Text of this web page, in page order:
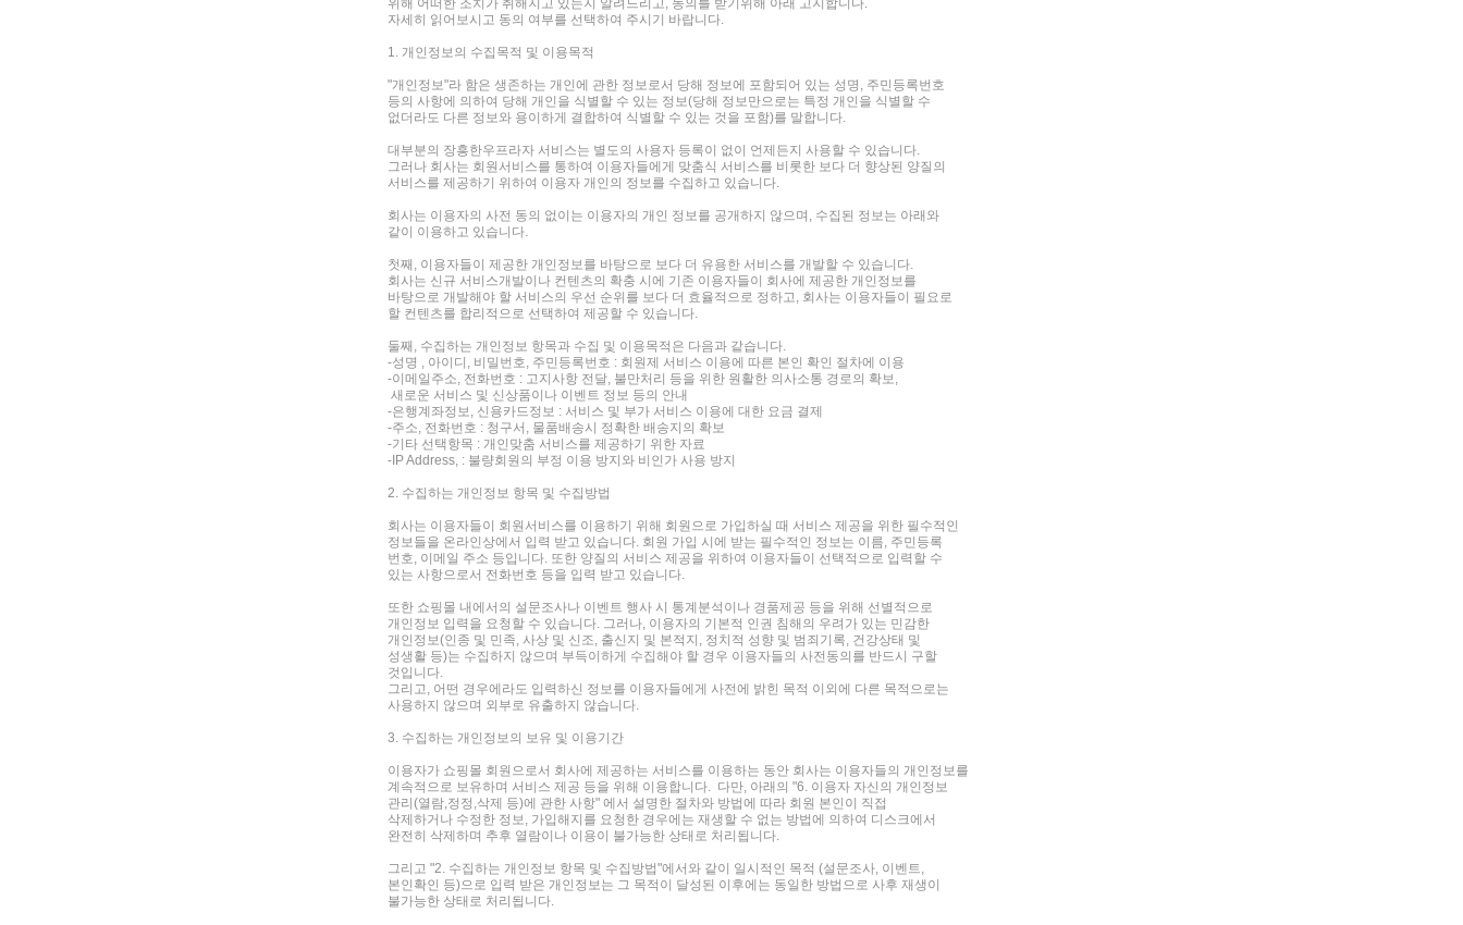
위해 어떠한 조치가 취해지고 있는지 알려드리고, 동의를 받기위해 아래 고지합니다.
자세히 읽어보시고 동의 여부를 선택하여 주시기 바랍니다.
1. 개인정보의 수집목적 및 이용목적
"개인정보"라 함은 생존하는 개인에 관한 정보로서 당해 정보에 포함되어 있는 성명, 주민등록번호
등의 사항에 의하여 당해 개인을 식별할 수 있는 정보(당해 정보만으로는 특정 개인을 식별할 수
없더라도 다른 정보와 용이하게 결합하여 식별할 수 있는 것을 포함)를 말합니다.
대부분의 장흥한우프라자 서비스는 별도의 사용자 등록이 없이 언제든지 사용할 수 있습니다.
그러나 회사는 회원서비스를 통하여 이용자들에게 맞춤식 서비스를 비롯한 보다 더 향상된 양질의
서비스를 제공하기 위하여 이용자 개인의 정보를 수집하고 있습니다.
회사는 이용자의 사전 동의 없이는 이용자의 개인 정보를 공개하지 않으며, 수집된 정보는 아래와
같이 이용하고 있습니다.
첫째, 이용자들이 제공한 개인정보를 바탕으로 보다 더 유용한 서비스를 개발할 수 있습니다.
회사는 신규 서비스개발이나 컨텐츠의 확충 시에 기존 이용자들이 회사에 제공한 개인정보를
바탕으로 개발해야 할 서비스의 우선 순위를 보다 더 효율적으로 정하고, 회사는 이용자들이 필요로
할 컨텐츠를 합리적으로 선택하여 제공할 수 있습니다.
둘째, 수집하는 개인정보 항목과 수집 및 이용목적은 다음과 같습니다.
-성명 , 아이디, 비밀번호, 주민등록번호 : 회원제 서비스 이용에 따른 본인 확인 절차에 이용
-이메일주소, 전화번호 : 고지사항 전달, 불만처리 등을 위한 원활한 의사소통 경로의 확보,
새로운 서비스 및 신상품이나 이벤트 정보 등의 안내
-은행계좌정보, 신용카드정보 : 서비스 및 부가 서비스 이용에 대한 요금 결제
-주소, 전화번호 : 청구서, 물품배송시 정확한 배송지의 확보
-기타 선택항목 : 개인맞춤 서비스를 제공하기 위한 자료
-IP Address, : 불량회원의 부정 이용 방지와 비인가 사용 방지
2. 수집하는 개인정보 항목 및 수집방법
회사는 이용자들이 회원서비스를 이용하기 위해 회원으로 가입하실 때 서비스 제공을 위한 필수적인
정보들을 온라인상에서 입력 받고 있습니다. 회원 가입 시에 받는 필수적인 정보는 이름, 주민등록
번호, 이메일 주소 등입니다. 또한 양질의 서비스 제공을 위하여 이용자들이 선택적으로 입력할 수
있는 사항으로서 전화번호 등을 입력 받고 있습니다.
또한 쇼핑몰 내에서의 설문조사나 이벤트 행사 시 통계분석이나 경품제공 등을 위해 선별적으로
개인정보 입력을 요청할 수 있습니다. 그러나, 이용자의 기본적 인권 침해의 우려가 있는 민감한
개인정보(인종 및 민족, 사상 및 신조, 출신지 및 본적지, 정치적 성향 및 범죄기록, 건강상태 및
성생활 등)는 수집하지 않으며 부득이하게 수집해야 할 경우 이용자들의 사전동의를 반드시 구할
것입니다.
그리고, 어떤 경우에라도 입력하신 정보를 이용자들에게 사전에 밝힌 목적 이외에 다른 목적으로는
사용하지 않으며 외부로 유출하지 않습니다.
3. 수집하는 개인정보의 보유 및 이용기간
이용자가 쇼핑몰 회원으로서 회사에 제공하는 서비스를 이용하는 동안 회사는 이용자들의 개인정보를
계속적으로 보유하며 서비스 제공 등을 위해 이용합니다. 다만, 아래의 "6. 이용자 자신의 개인정보
관리(열람,정정,삭제 등)에 관한 사항" 에서 설명한 절차와 방법에 따라 회원 본인이 직접
삭제하거나 수정한 정보, 가입해지를 요청한 경우에는 재생할 수 없는 방법에 의하여 디스크에서
완전히 삭제하며 추후 열람이나 이용이 불가능한 상태로 처리됩니다.
그리고 "2. 수집하는 개인정보 항목 및 수집방법"에서와 같이 일시적인 목적 (설문조사, 이벤트,
본인확인 등)으로 입력 받은 개인정보는 그 목적이 달성된 이후에는 동일한 방법으로 사후 재생이
불가능한 상태로 처리됩니다.